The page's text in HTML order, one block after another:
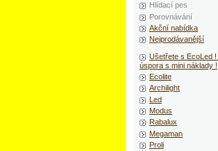
Hlídací pes
Porovnávání
Akční nabídka
Nejprodávanější
Ušetřete s EcoLed !
úspora s mini náklady !
Ecolite
Archilight
Led
Modus
Rabalux
Megaman
Proli